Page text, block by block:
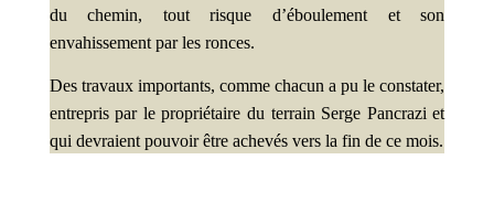
du chemin, tout risque d’éboulement et son
envahissement par les ronces.
Des travaux importants, comme chacun a pu le constater,
entrepris par le propriétaire du terrain Serge Pancrazi et
qui devraient pouvoir être achevés vers la fin de ce mois.